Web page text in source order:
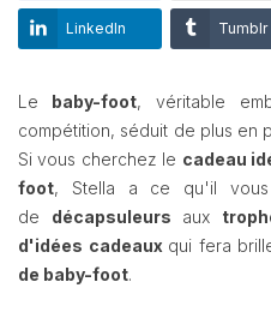
LinkedIn Tumblr
Le baby-foot, véritable
compétition, séduit de plus en
Si vous cherchez le cadeau
foot, Stella a ce qu'il vous
de décapsuleurs aux
d'idées cadeaux qui fera
de baby-foot.